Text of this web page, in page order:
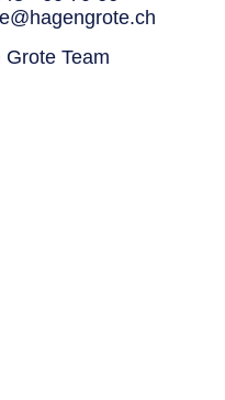
Grote Team